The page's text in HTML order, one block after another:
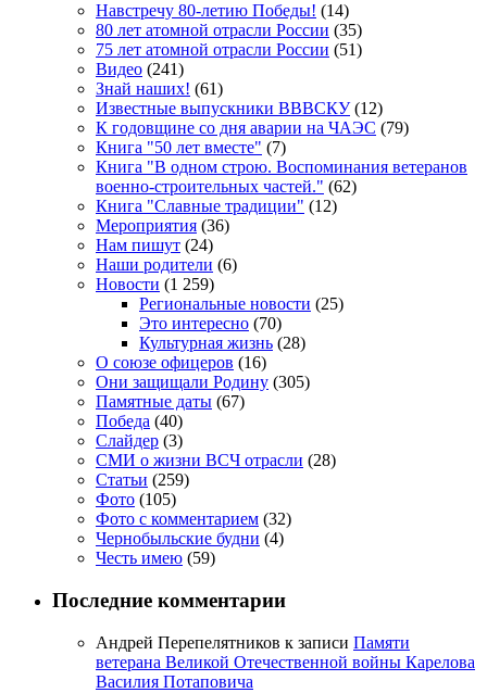
Навстречу 80-летию Победы! (14)
80 лет атомной отрасли России (35)
75 лет атомной отрасли России (51)
Видео (241)
Знай наших! (61)
Известные выпускники ВВВСКУ(12)
К годовщине со дня аварии на ЧАЭС (79)
Книга "50 лет вместе" (7)
Книга "В одном строю. Воспоминания ветеранов
военно-строительных частей." (62)
Книга "Славные традиции" (12)
Мероприятия (36)
Нам пишут (24)
Наши родители (6)
Новости (1 259)
Региональные новости (25)
Это интересно (70)
Культурная жизнь (28)
О союзе офицеров (16)
Они защищали Родину (305)
Памятные даты (67)
Победа (40)
Слайдер (3)
СМИ о жизни ВСЧ отрасли (28)
Статьи (259)
Фото (105)
Фото с комментарием (32)
Чернобыльские будни (4)
Честь имею (59)
Последние комментарии
Андрей Перепелятников к записи Памяти
ветерана Великой Отечественной войны Карелова
Василия Потаповича